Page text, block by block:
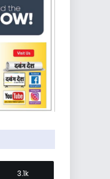
3.1k